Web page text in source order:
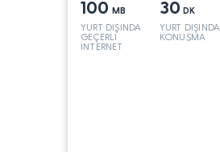
100 MB
YURT DIŞINDA
GEÇERLİ
İNTERNET
30 DK
YURT DIŞINDA
KONUŞMA